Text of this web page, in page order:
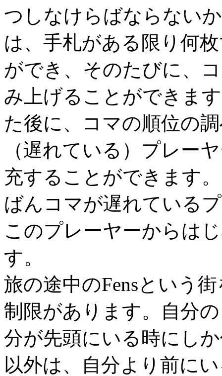
つしなけらばならない
は、手札がある限り何
ができ、そのたびに、
み上げることができま
た後に、コマの順位の
（遅れている）プレー
充することができます
ばんコマが遅れている
このプレーヤーからは
す。
旅の途中のFensという
制限があります。自分
分が先頭にいる時にし
以外は、自分より前に